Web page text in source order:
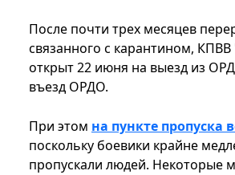
После почти трех месяцев
связанного с карантином,
открыт 22 июня на выезд из
въезд ОРДО.
При этом на пункте пропуска
поскольку боевики крайне
пропускали людей. Некоторые